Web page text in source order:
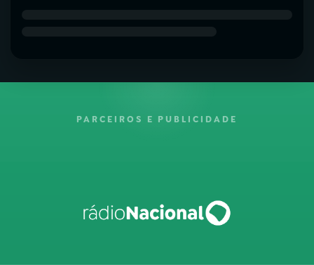
PARCEIROS E PUBLICIDADE